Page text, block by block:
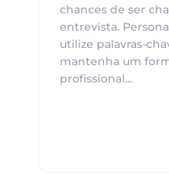
chances de ser
entrevista.
utilize palavras-
mantenha um
profissional...